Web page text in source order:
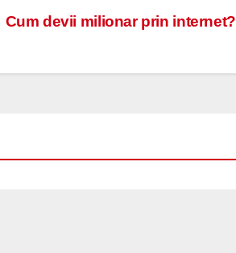
Cum devii milionar prin internet?